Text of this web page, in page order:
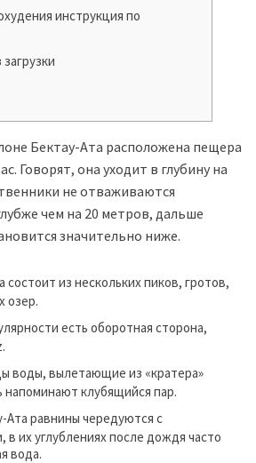
инструкция по
Бектау-Ата расположена пещера
Говорят, она уходит в глубину на
не отваживаются
чем на 20 метров, дальше
значительно ниже.
из нескольких пиков, гротов,
озер.
есть оборотная сторона,
воды, вылетающие из «кратера»
напоминают клубящийся пар.
Ата равнины чередуются с
их углублениях после дождя часто
вода.